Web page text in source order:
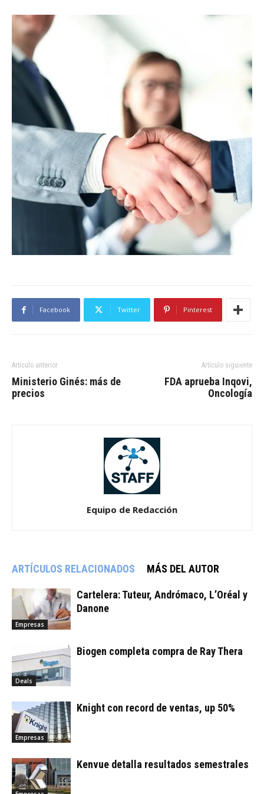
Facebook Twitter Pinterest
Artículo anterior
Ministerio Ginés: más de
precios
Artículo siguiente
FDA aprueba Inqovi,
Oncología
Equipo de Redacción
ARTÍCULOS RELACIONADOS MÁS DEL AUTOR
Empresas
Cartelera: Tuteur, Andrómaco, L’Oréal y
Danone
Deals
Biogen completa compra de Ray Thera
Empresas
Knight con record de ventas, up 50%
Kenvue detalla resultados semestrales